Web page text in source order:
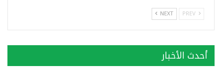
NEXT
أحدث الأخبار